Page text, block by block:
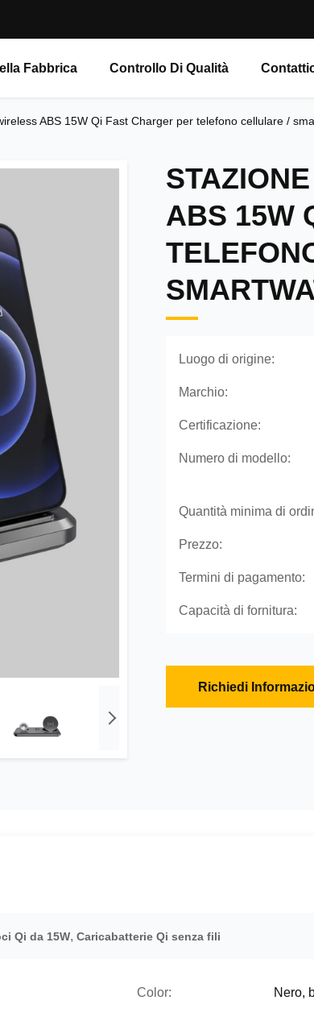
Fabbrica Controllo Di Qualità
ABS 15W Qi Fast Charger per telefono cellulare /
ABS 15W
Luogo di origine:
Marchio:
Certificazione:
Numero di modello:
Quantità minima di
Prezzo:
Termini di pagamento:
Capacità di fornitura:
Richiedi
Qi da 15W, Caricabatterie Qi senza fili
Color: Nero,